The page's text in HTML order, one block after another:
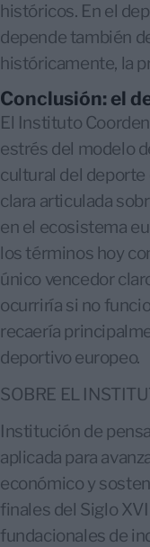
históricos. En el
depende también
históricamente, la
Conclusión: el
El Instituto
estrés del modelo
cultural del deporte
clara articulada
en el ecosistema
los términos hoy
único vencedor
ocurriría si no
recaería
deportivo europeo.
SOBRE EL
Institución de
aplicada para
económico y
finales del Siglo
fundacionales de